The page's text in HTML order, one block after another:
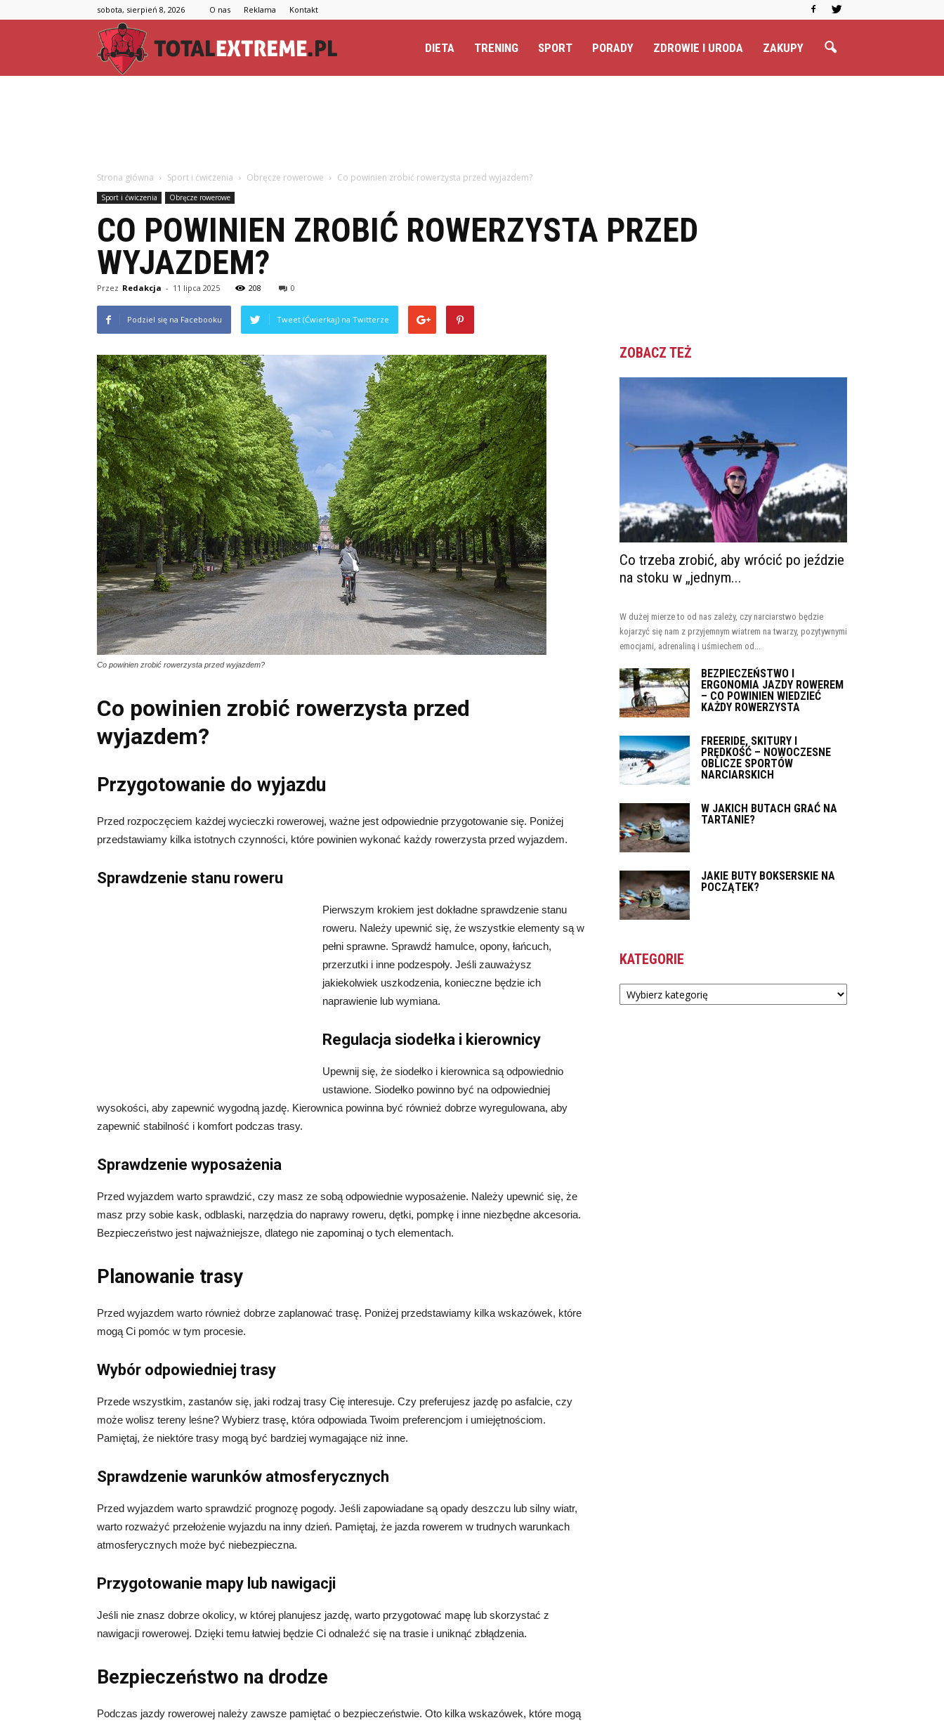
sobota, sierpień 8, 2026 O nas Reklama Kontakt
DIETA TRENING SPORT PORADY ZDROWIE I URODA ZAKUPY
Strona główna Sport i ćwiczenia Obręcze rowerowe Co powinien zrobić rowerzysta przed wyjazdem?
Sport i ćwiczenia Obręcze rowerowe
CO POWINIEN ZROBIĆ ROWERZYSTA PRZED
WYJAZDEM?
Przez Redakcja - 11 lipca 2025 208 0
Podziel się na Facebooku Tweet (Ćwierkaj) na Twitterze
Co powinien zrobić rowerzysta przed wyjazdem?
Co powinien zrobić rowerzysta przed
wyjazdem?
Przygotowanie do wyjazdu
Przed rozpoczęciem każdej wycieczki rowerowej, ważne jest odpowiednie przygotowanie się. Poniżej
przedstawiamy kilka istotnych czynności, które powinien wykonać każdy rowerzysta przed wyjazdem.
Sprawdzenie stanu roweru
Pierwszym krokiem jest dokładne sprawdzenie stanu
roweru. Należy upewnić się, że wszystkie elementy są w
pełni sprawne. Sprawdź hamulce, opony, łańcuch,
przerzutki i inne podzespoły. Jeśli zauważysz
jakiekolwiek uszkodzenia, konieczne będzie ich
naprawienie lub wymiana.
Regulacja siodełka i kierownicy
Upewnij się, że siodełko i kierownica są odpowiednio
ustawione. Siodełko powinno być na odpowiedniej
wysokości, aby zapewnić wygodną jazdę. Kierownica powinna być również dobrze wyregulowana, aby
zapewnić stabilność i komfort podczas trasy.
Sprawdzenie wyposażenia
Przed wyjazdem warto sprawdzić, czy masz ze sobą odpowiednie wyposażenie. Należy upewnić się, że
masz przy sobie kask, odblaski, narzędzia do naprawy roweru, dętki, pompkę i inne niezbędne akcesoria.
Bezpieczeństwo jest najważniejsze, dlatego nie zapominaj o tych elementach.
Planowanie trasy
Przed wyjazdem warto również dobrze zaplanować trasę. Poniżej przedstawiamy kilka wskazówek, które
mogą Ci pomóc w tym procesie.
Wybór odpowiedniej trasy
Przede wszystkim, zastanów się, jaki rodzaj trasy Cię interesuje. Czy preferujesz jazdę po asfalcie, czy
może wolisz tereny leśne? Wybierz trasę, która odpowiada Twoim preferencjom i umiejętnościom.
Pamiętaj, że niektóre trasy mogą być bardziej wymagające niż inne.
Sprawdzenie warunków atmosferycznych
Przed wyjazdem warto sprawdzić prognozę pogody. Jeśli zapowiadane są opady deszczu lub silny wiatr,
warto rozważyć przełożenie wyjazdu na inny dzień. Pamiętaj, że jazda rowerem w trudnych warunkach
atmosferycznych może być niebezpieczna.
Przygotowanie mapy lub nawigacji
Jeśli nie znasz dobrze okolicy, w której planujesz jazdę, warto przygotować mapę lub skorzystać z
nawigacji rowerowej. Dzięki temu łatwiej będzie Ci odnaleźć się na trasie i uniknąć zbłądzenia.
Bezpieczeństwo na drodze
Podczas jazdy rowerowej należy zawsze pamiętać o bezpieczeństwie. Oto kilka wskazówek, które mogą
ZOBACZ TEŻ
Co trzeba zrobić, aby wrócić po jeździe
na stoku w „jednym...
W dużej mierze to od nas zależy, czy narciarstwo będzie
kojarzyć się nam z przyjemnym wiatrem na twarzy, pozytywnymi
emocjami, adrenaliną i uśmiechem od...
BEZPIECZEŃSTWO I
ERGONOMIA JAZDY ROWEREM
– CO POWINIEN WIEDZIEĆ
KAŻDY ROWERZYSTA
FREERIDE, SKITURY I
PRĘDKOŚĆ – NOWOCZESNE
OBLICZE SPORTÓW
NARCIARSKICH
W JAKICH BUTACH GRAĆ NA
TARTANIE?
JAKIE BUTY BOKSERSKIE NA
POCZĄTEK?
KATEGORIE
Kategorie